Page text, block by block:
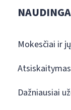
NAUDINGA
Mokesčiai ir
Dažniausiai